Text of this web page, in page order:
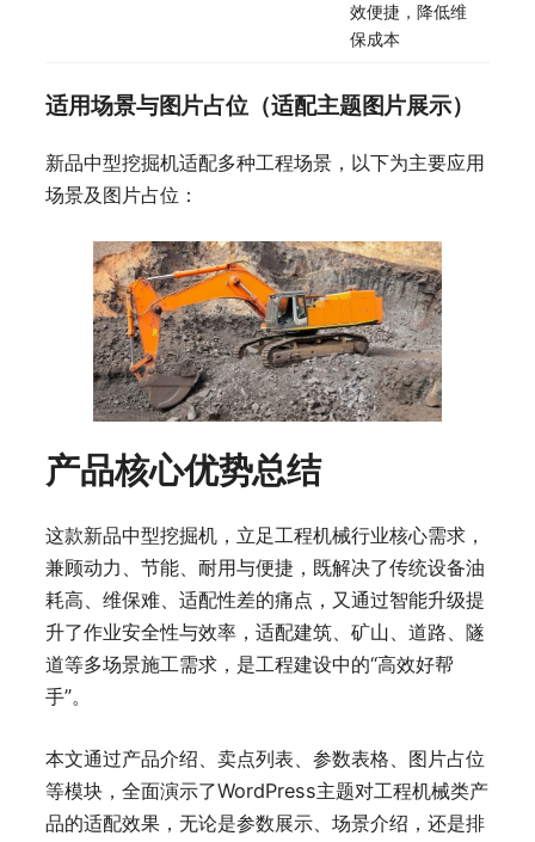
效便捷，降低维
保成本
适用场景与图片占位（适配主题图片展示）
新品中型挖掘机适配多种工程场景，以下为主要应用
场景及图片占位：
产品核心优势总结
这款新品中型挖掘机，立足工程机械行业核心需求，
兼顾动力、节能、耐用与便捷，既解决了传统设备油
耗高、维保难、适配性差的痛点，又通过智能升级提
升了作业安全性与效率，适配建筑、矿山、道路、隧
道等多场景施工需求，是工程建设中的“高效好帮
手”。
本文通过产品介绍、卖点列表、参数表格、图片占位
等模块，全面演示了WordPress主题对工程机械类产
品的适配效果，无论是参数展示、场景介绍，还是排